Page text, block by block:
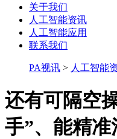
关于我们
人工智能资讯
人工智能应用
联系我们
PA视讯 > 人工智能
还有可隔空
手”、能精准